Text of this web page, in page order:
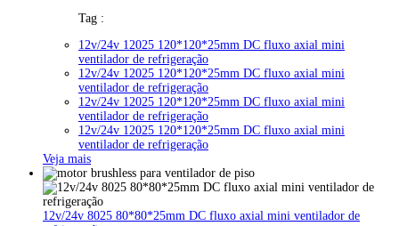
Tag :
12v/24v 12025 120*120*25mm DC fluxo axial mini
ventilador de refrigeração
12v/24v 12025 120*120*25mm DC fluxo axial mini
ventilador de refrigeração
12v/24v 12025 120*120*25mm DC fluxo axial mini
ventilador de refrigeração
12v/24v 12025 120*120*25mm DC fluxo axial mini
ventilador de refrigeração
Veja mais
12v/24v 8025 80*80*25mm DC fluxo axial mini ventilador de